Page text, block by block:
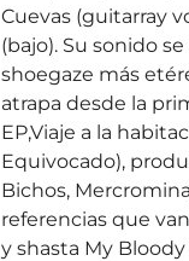
Cuevas (guitarray
(bajo). Su sonido
shoegaze más
atrapa desde la
EP,Viaje a la
Equivocado),
Bichos,
referencias que
y shasta My